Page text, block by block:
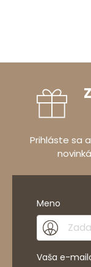
Prihláste sa
Meno
Vaša e-